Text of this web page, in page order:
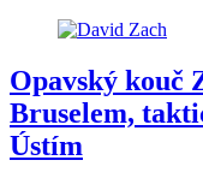
Opavský kouč
Bruselem,
Ústím